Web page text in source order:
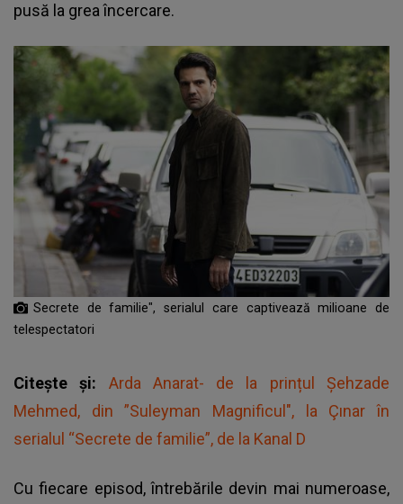
pusă la grea încercare.
Secrete de familie", serialul care captivează milioane de
telespectatori
Citește și: Arda Anarat- de la prințul Şehzade
Mehmed, din ”Suleyman Magnificul", la Çınar în
serialul “Secrete de familie”, de la Kanal D
Cu fiecare episod, întrebările devin mai numeroase,